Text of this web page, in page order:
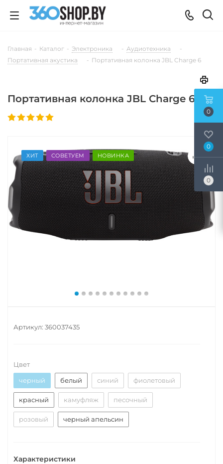
Главная - Каталог - Электроника - Аудиотехника
-
Портативная акустика
- Портативная колонка JBL Charge 6
Портативная колонка JBL Charge 6
ХИТ СОВЕТУЕМ НОВИНКА
Артикул: 360037435
Цвет
черный
белый синий фиолетовый
красный камуфляж песочный
розовый черный апельсин
Характеристики
0
0
0